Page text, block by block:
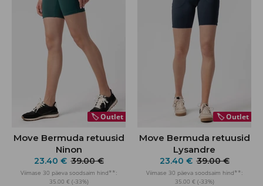
🏷️Outlet
Move Bermuda retuusid
Ninon
23.40 € 39.00 €
Viimase 30 päeva soodsaim hind**:
35.00 € (-33%)
🏷️Outlet
Move Bermuda retuusid
Lysandre
23.40 € 39.00 €
Viimase 30 päeva soodsaim hind**:
35.00 € (-33%)